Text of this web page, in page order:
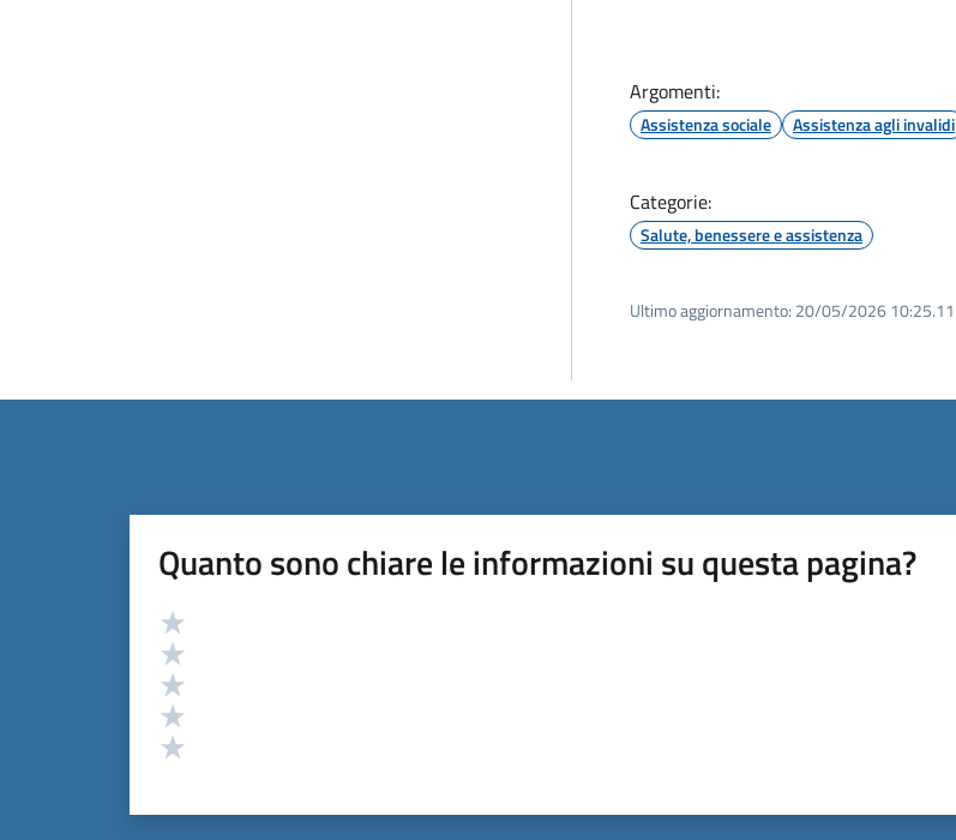
Argomenti:
Assistenza sociale Assistenza agli invalidi
Categorie:
Salute, benessere e assistenza
Ultimo aggiornamento: 20/05/2026 10:25.11
Quanto sono chiare le informazioni su questa pagina?
Valutazione